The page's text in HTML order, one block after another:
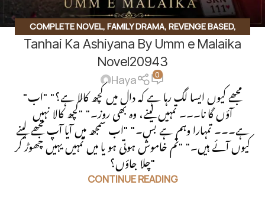
COMPLETE NOVEL, FAMILY DRAMA, REVENGE BASED,
ROMANTIC URDU NOVEL,RUDE HERO BASED,SOCIAL
ISSUES BASED,SUSPENSE THRILLER
Tanhai Ka Ashiyana By Umm e Malaika
Novel20943
Haya 0
"مجھے کیوں ایسا لگ رہا ہے کہ دال میں کچھ کالا ہے؟" "اب
آؤں گا نا۔۔۔ تمہیں لینے، وہ بھی روز۔" "کچھ کالا نہیں
ہے۔۔۔ تمہارا وہم ہے بس۔" "اب سمجھ میں آیا آپ مجھے لینے
کیوں آئے ہیں۔" "تم خاموش ہوتی ہو یا میں تمہیں یہیں چھوڑ کر
چلا جاؤں؟"
CONTINUE READING